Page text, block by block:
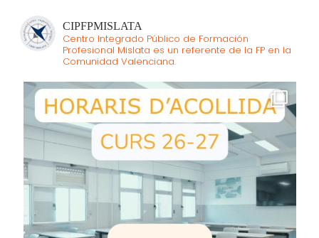
CIPFPMISLATA
Centro Integrado Público de Formación
Profesional Mislata es un referente de la FP en la
Comunidad Valenciana.